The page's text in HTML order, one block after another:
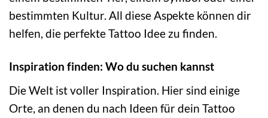
bestimmten Kultur. All diese Aspekte können dir
helfen, die perfekte Tattoo Idee zu finden.
Inspiration finden: Wo du suchen kannst
Die Welt ist voller Inspiration. Hier sind einige
Orte, an denen du nach Ideen für dein Tattoo